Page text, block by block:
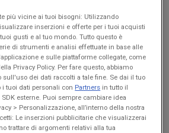
NUOVO
Max Supermercati
Buon Ferragosto
Scade il 19/08 Caltrano
più vicine ai tuoi bisogni: Utilizzando
inserzioni e offerte per i tuoi acquisti
gusti e al tuo mondo. Tutto questo è
di strumenti e analisi effettuate in base alle
e sulle piattaforme collegate, come
Privacy Policy. Per fare questo, abbiamo
sull'uso dei dati raccolti a tale fine. Se dai il tuo
tuoi dati personali con Partners in tutto il
esterne. Puoi sempre cambiare idea
> Personalizzazione, all’interno della nostra
Le inserzioni pubblicitarie che visualizzerai
trattare di argomenti relativi alla tua